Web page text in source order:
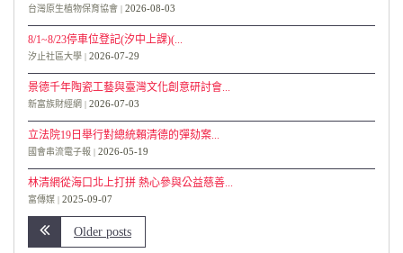
台灣原生植物保育協會 2026-08-03
8/1~8/23停車位登記(汐中上課)(...
汐止社區大學 2026-07-29
景德千年陶瓷工藝與臺灣文化創意研討會...
新富族財經網 2026-07-03
立法院19日舉行對總統賴清德的彈劾案...
國會串流電子報 2026-05-19
林清網從海口北上打拼 熱心參與公益慈善...
富傳媒 2025-09-07
Older posts